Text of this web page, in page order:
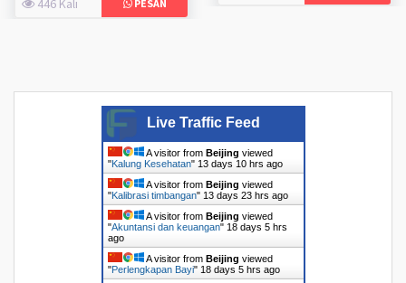
446 Kali PESAN
Live Traffic Feed
A visitor from Beijing viewed
"Kalung Kesehatan" 13 days 10 hrs ago
A visitor from Beijing viewed
"Kalibrasi timbangan" 13 days 23 hrs ago
A visitor from Beijing viewed
"Akuntansi dan keuangan" 18 days 5 hrs
ago
A visitor from Beijing viewed
"Perlengkapan Bayi" 18 days 5 hrs ago